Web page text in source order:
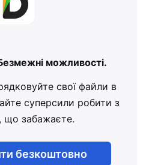
можливості.
свої файли в
суперсили робити з
що забажаєте.
безкоштовно